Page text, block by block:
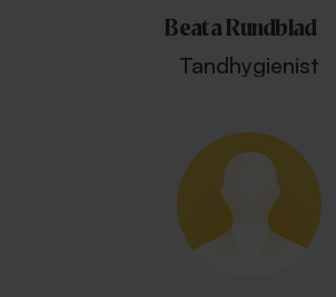
Beata Rundblad
Tandhygienist